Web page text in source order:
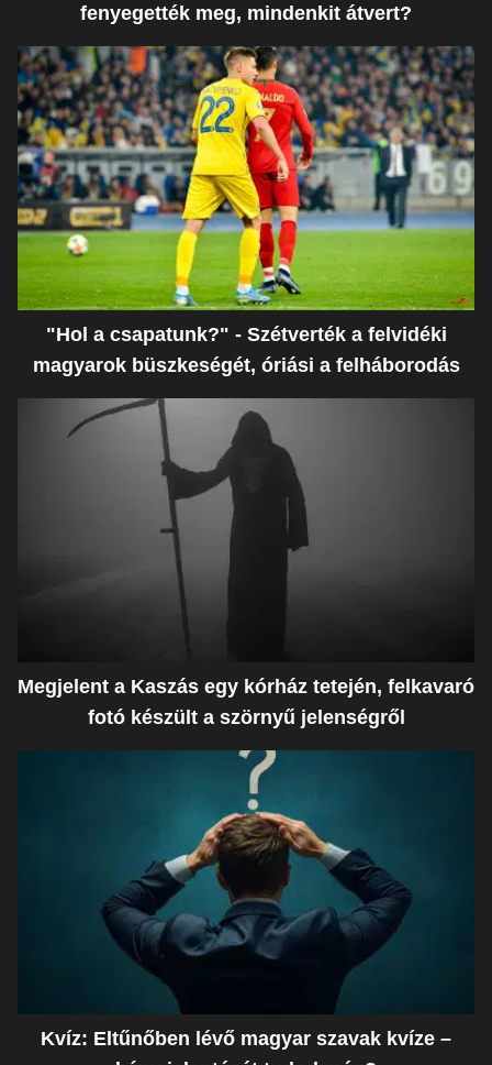
fenyegették meg, mindenkit átvert?
"Hol a csapatunk?" - Szétverték a felvidéki
magyarok büszkeségét, óriási a felháborodás
Megjelent a Kaszás egy kórház tetején, felkavaró
fotó készült a szörnyű jelenségről
Kvíz: Eltűnőben lévő magyar szavak kvíze –